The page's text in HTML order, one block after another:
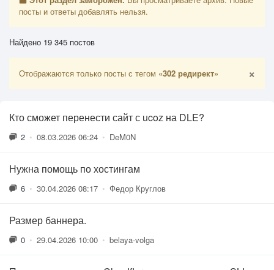
посты и ответы добавлять нельзя.
Найдено 19 345 постов
Отображаются только посты с тегом «302 редирект» ×
Кто сможет перенести сайт с ucoz на DLE?
2 • 08.03.2026 06:24 • DeM0N
Нужна помощь по хостингам
6 • 30.04.2026 08:17 • Федор Круглов
Размер баннера.
0 • 29.04.2026 10:00 • belaya-volga